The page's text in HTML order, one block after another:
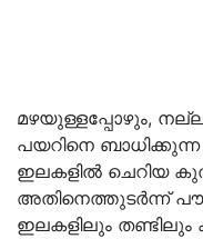
മഴയുള്ളപ്പോഴും,
പയറിനെ ബാധിക്കുന്ന
ഇലകളിൽ ചെറിയ
അതിനെത്തുടർന്ന്
ഇലകളിലും